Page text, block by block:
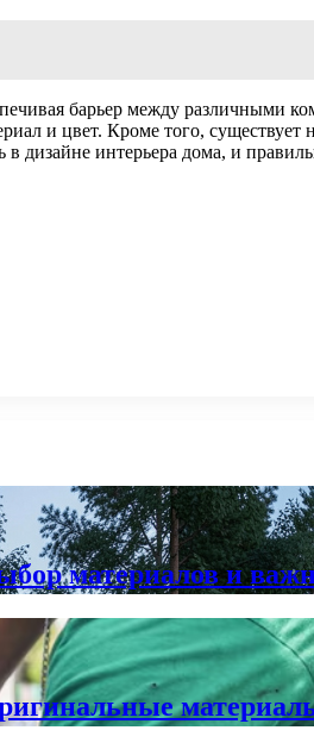
барьер между различными
и цвет. Кроме того,
дизайне интерьера дома, и
материалов и